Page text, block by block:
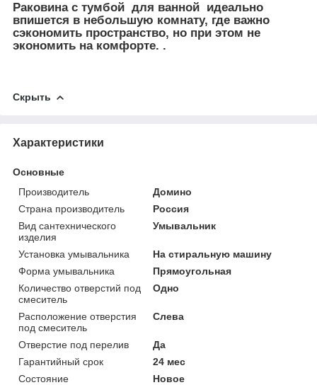
Раковина с тумбой для ванной идеально
впишется в небольшую комнату, где важно
сэкономить пространство, но при этом не
экономить на комфорте. .
Скрыть
Характеристики
Основные
Производитель
Домино
Страна производитель
Россия
Вид сантехнического
изделия
Умывальник
Установка умывальника
На стиральную машину
Форма умывальника
Прямоугольная
Количество отверстий под
смеситель
Одно
Расположение отверстия
под смеситель
Слева
Отверстие под перелив
Да
Гарантийный срок
24 мес
Состояние
Новое